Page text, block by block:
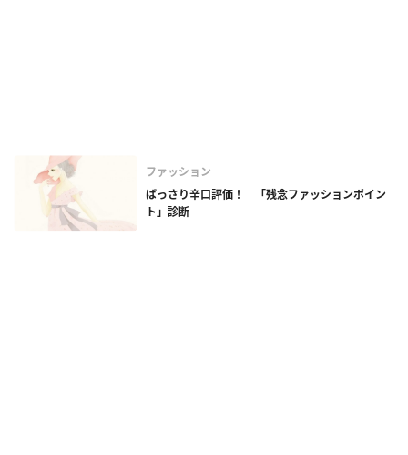
ファッション
ばっさり辛口評価！ 「残念ファッションポイン
ト」診断